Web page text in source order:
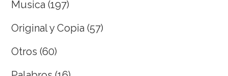
Musica (197)
Original y Copia (57)
Otros (60)